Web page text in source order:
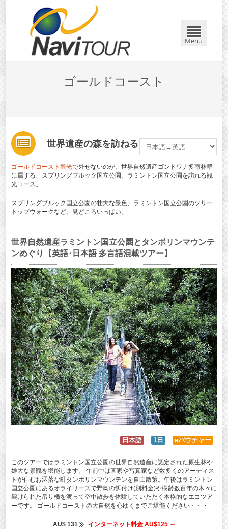
Menu
ゴールドコースト
世界遺産の森を訪ねる
ゴールドコースト観光で外せないのが、世界自然遺産ゴンドワナ多雨林群
に属する、スプリングブルック国立公園、ラミントン国立公園を訪れる観
光コース。
スプリングブルック国立公園の壮大な景色、ラミントン国立公園のツリー
トップウォークなど、見どころいっぱい。
世界自然遺産ラミントン国立公園とタンボリンマウンテ
ンめぐり【英語･日本語 多言語混載ツアー】
日本語 1日 eバウチャー
このツアーではラミントン国立公園の世界自然遺産に認定された原生林や
雄大な景観を堪能します。 午前中は画家や写真家など数多くのアーティス
トが住むお洒落な町タンボリンマウンテンを自由散策。午後はラミントン
国立公園にあるオライリーズで野鳥の餌付け(別料金)や樹齢数百年の木々に
架けられた吊り橋を渡って空中散歩を体験していただく本格的なエコツア
ーです。 ゴールドコーストの大自然を心ゆくまでご堪能ください・・・
AU$ 131 インターネット料金 AU$125 ～